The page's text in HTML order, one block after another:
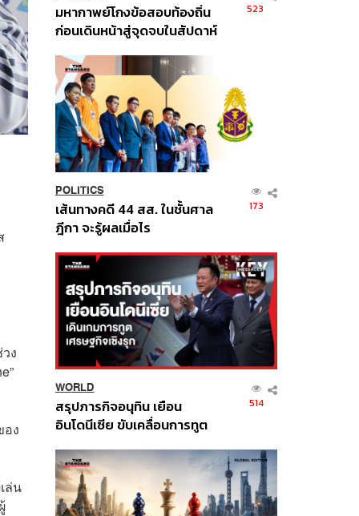
ง
ง
ล่น
มหากาพย์โกงข้อสอบท้องถิ่น
ก่อนเดินหน้าสู่จุดจบในสัปดาห์
523
POLITICS
เส้นทางคดี 44 สส. ในชั้นศาล
ฎีกา จะรู้ผลเมื่อไร
173
WORLD
สรุปภารกิจอนุทิน เยือน
อินโดนีเซีย ขับเคลื่อนการทูต
ส่วนยุทธศาสตร์ไทย –
อินโดนีเซีย
514